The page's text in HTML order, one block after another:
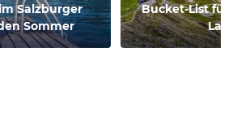
Salzburger
Sommer
Bucket-List
Land